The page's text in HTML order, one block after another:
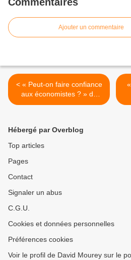
Ajouter un commentaire
< « Peut-on faire confiance
aux économistes ? » de
Dani Rodrik
Hébergé par Overblog
Top articles
Pages
Contact
Signaler un abus
C.G.U.
Cookies et données personnelles
Préférences cookies
Voir le profil de David Mourey sur le